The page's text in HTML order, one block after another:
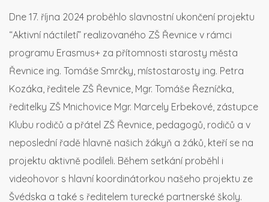
Dne 17. října 2024 proběhlo slavnostní ukončení projektu
“Aktivní náctiletí” realizovaného ZŠ Řevnice v rámci
programu Erasmus+ za přítomnosti starosty města
Řevnice ing. Tomáše Smrčky, místostarosty ing. Petra
Kozáka, ředitele ZŠ Řevnice, Mgr. Tomáše Řezníčka,
ředitelky ZŠ Mnichovice Mgr. Marcely Erbekové, zástupce
Klubu rodičů a přátel ZŠ Řevnice, pedagogů, rodičů a v
neposlední řadě hlavně našich žákyň a žáků, kteří se na
projektu aktivně podíleli. Během setkání proběhl i
videohovor s hlavní koordinátorkou našeho projektu ze
Švédska a také s ředitelem turecké partnerské školy.